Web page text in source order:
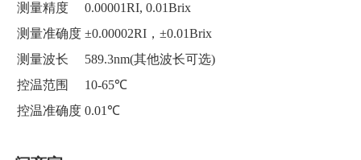
测量精度
0.00001RI, 0.01Brix
测量准确度 ±0.00002RI，±0.01Brix
测量波长
589.3nm(其他波长可选)
控温范围
10-65℃
控温准确度 0.01℃